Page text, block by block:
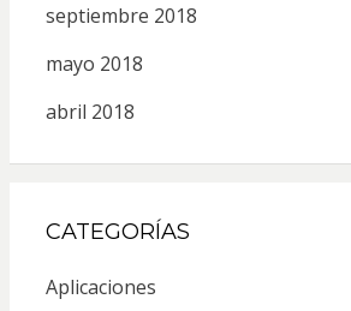
septiembre 2018
mayo 2018
abril 2018
CATEGORÍAS
Aplicaciones